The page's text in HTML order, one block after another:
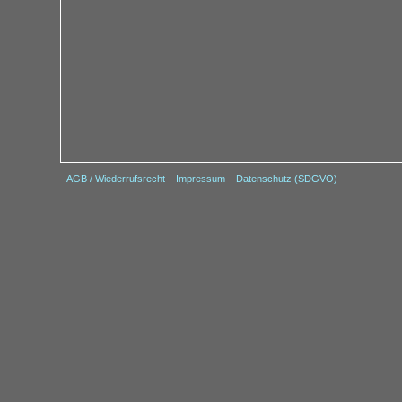
AGB / Wiederrufsrecht Impressum Datenschutz (SDGVO)